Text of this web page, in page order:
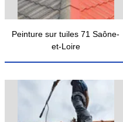
Peinture sur tuiles 71 Saône-
et-Loire